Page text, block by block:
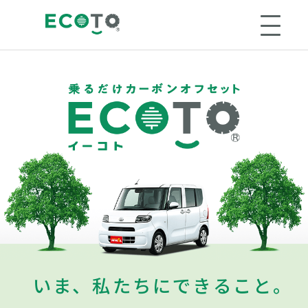
いま、私たちにできること。